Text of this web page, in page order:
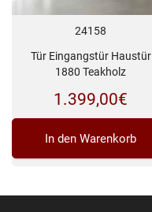
24158
Tür Eingangstür Haustür
1880 Teakholz
1.399,00€
In den Warenkorb